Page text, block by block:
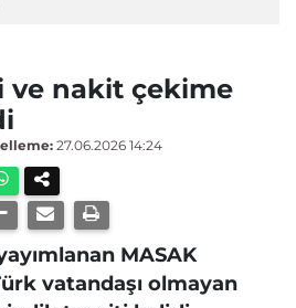
ve nakit çekime
27.06.2026 14:24
MASAK
vatandaşı olmayan